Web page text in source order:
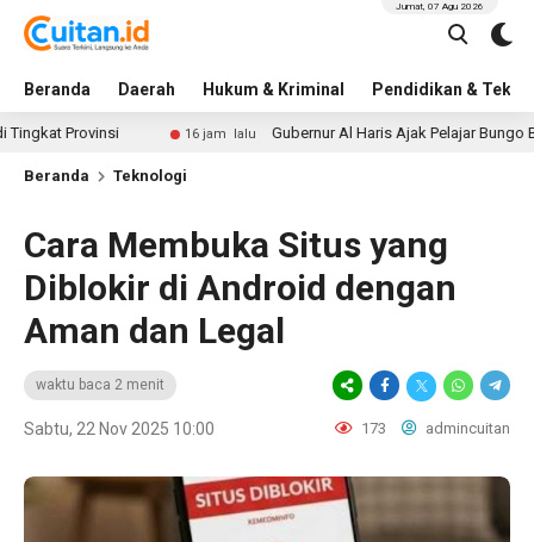
Beranda Daerah Hukum & Kriminal Pendidikan &
Jumat, 07 Agu 2026
16 jam lalu Gubernur Al Haris Ajak Pelajar Bungo Benteng
Beranda Teknologi
Cara Membuka Situs yang
Diblokir di Android dengan
Aman dan Legal
waktu baca 2 menit
Sabtu, 22 Nov 2025 10:00 173 admincuitan